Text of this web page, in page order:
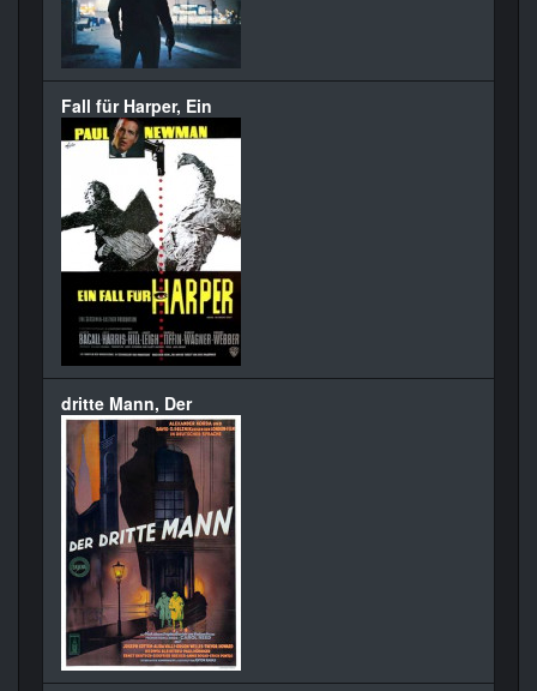
Fall für Harper, Ein
dritte Mann, Der